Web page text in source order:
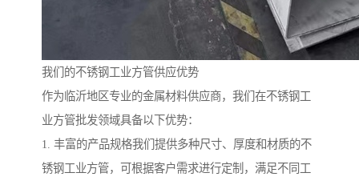
我们的不锈钢工业方管供应优势
作为临沂地区专业的金属材料供应商，我们在不锈钢工
业方管批发领域具备以下优势：
1. 丰富的产品规格我们提供多种尺寸、厚度和材质的不
锈钢工业方管，可根据客户需求进行定制，满足不同工